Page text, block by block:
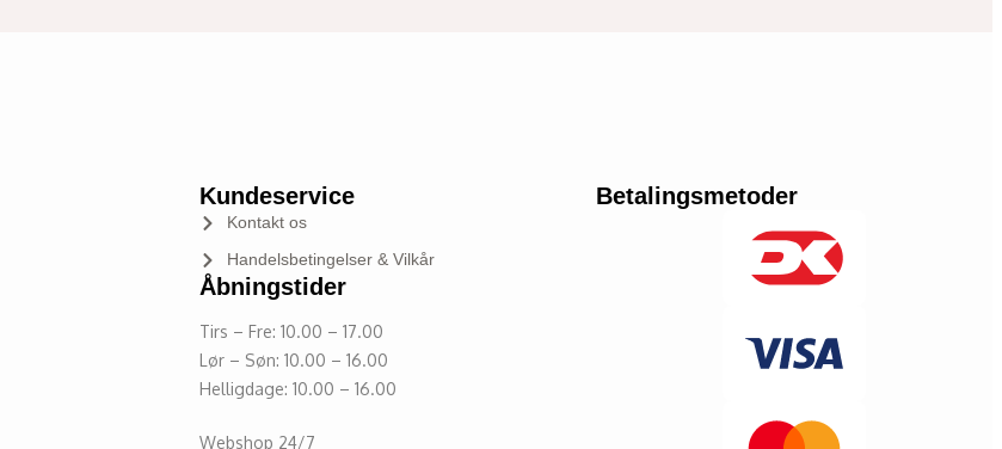
Kundeservice
Kontakt os
Handelsbetingelser & Vilkår
Åbningstider
Tirs – Fre: 10.00 – 17.00
Lør – Søn: 10.00 – 16.00
Helligdage: 10.00 – 16.00
Webshop 24/7
Betalingsmetoder